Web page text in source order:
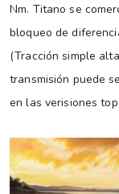
Nm. Titano se
bloqueo de
(Tracción simple
transmisión puede
en las verisiones